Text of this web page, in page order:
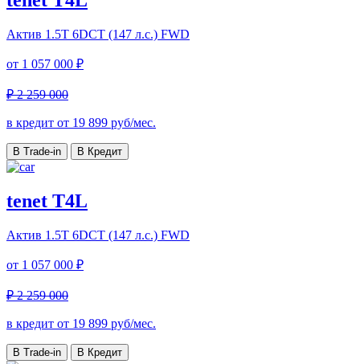
Актив 1.5T 6DCT (147 л.с.) FWD
от 1 057 000 ₽
₽ 2 259 000
в кредит от 19 899 руб/мес.
В Trade-in В Кредит
tenet T4L
Актив 1.5T 6DCT (147 л.с.) FWD
от 1 057 000 ₽
₽ 2 259 000
в кредит от 19 899 руб/мес.
В Trade-in В Кредит